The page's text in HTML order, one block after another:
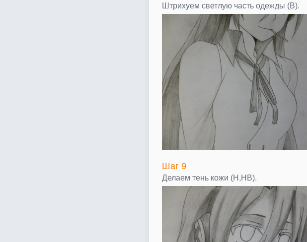
Штрихуем светлую часть одежды (В).
Шаг 9
Делаем тень кожи (Н,НВ).